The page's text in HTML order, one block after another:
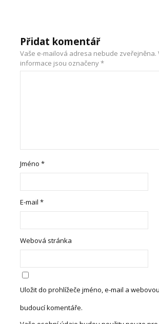
Přidat komentář
Vaše e-mailová adresa nebude zveřejněna.
informace jsou označeny*
Jméno*
E-mail*
Webová stránka
Uložit do prohlížeče jméno, e-mail a
budoucí komentáře.